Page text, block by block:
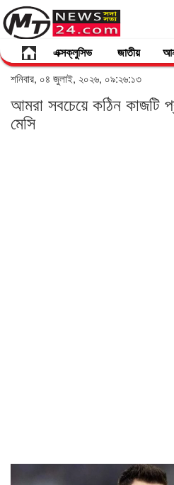
এক্সক্লুসিভ জাতীয়
শনিবার, ০৪ জুলাই, ২০২৬, ০৯:২৬:১৩
আমরা সবচেয়ে কঠিন কাজটি
মেসি